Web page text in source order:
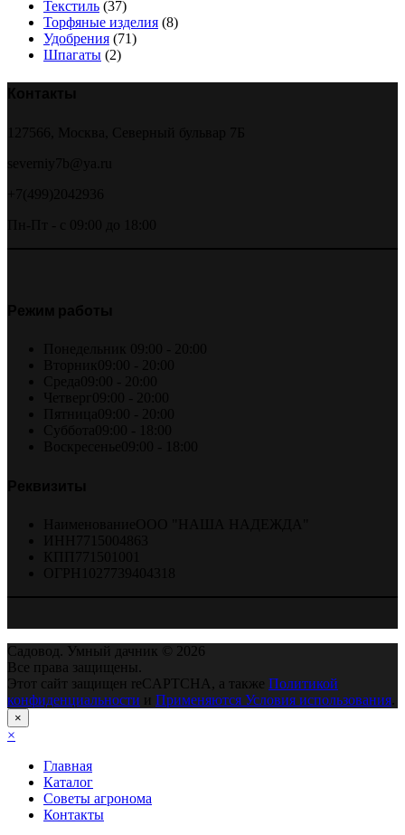
Текстиль (37)
Торфяные изделия (8)
Удобрения (71)
Шпагаты (2)
Садовод. Умный дачник © 2026
Все права защищены.
Этот сайт защищен reCAPTCHA, а также Политикой
конфиденциальности и Применяются Условия использования
×
×
Главная
Каталог
Советы агронома
Контакты